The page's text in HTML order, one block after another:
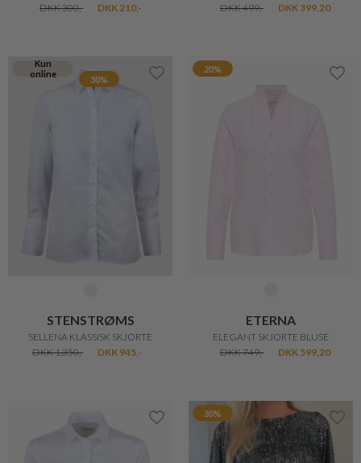
DKK 300,-
DKK 210,-
DKK 499,-
DKK 399,20
Kun
online
30%
STENSTRØMS
SELLENA KLASSISK SKJORTE
DKK 1.350,-
DKK 945,-
20%
ETERNA
ELEGANT SKJORTE BLUSE
DKK 749,-
DKK 599,20
30%